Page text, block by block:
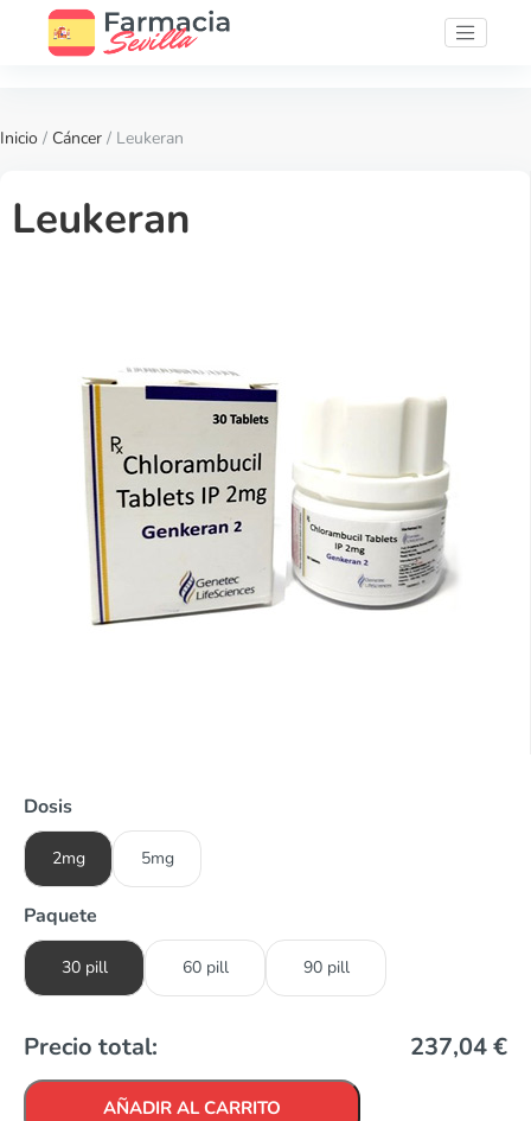
Inicio / Cáncer / Leukeran
Leukeran
Dosis
2mg 5mg
Paquete
30 pill 60 pill 90 pill
Precio total: 237,04€
AÑADIR AL CARRITO